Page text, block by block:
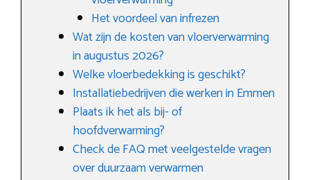
Het voordeel van infrezen
Wat zijn de kosten van vloerverwarming
in augustus 2026?
Welke vloerbedekking is geschikt?
Installatiebedrijven die werken in Emmen
Plaats ik het als bij- of
hoofdverwarming?
Check de FAQ met veelgestelde vragen
over duurzaam verwarmen